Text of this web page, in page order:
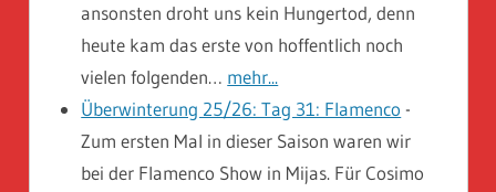
ansonsten droht uns kein Hungertod, denn
heute kam das erste von hoffentlich noch
vielen folgenden… mehr...
Überwinterung 25/26: Tag 31: Flamenco -
Zum ersten Mal in dieser Saison waren wir
bei der Flamenco Show in Mijas. Für Cosimo